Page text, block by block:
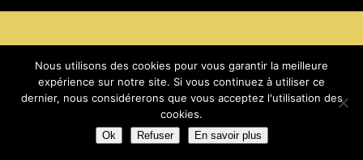
Nous utilisons des cookies pour vous garantir la meilleure
expérience sur notre site. Si vous continuez à utiliser ce
dernier, nous considérerons que vous acceptez l'utilisation des
cookies.
Ok Refuser En savoir plus